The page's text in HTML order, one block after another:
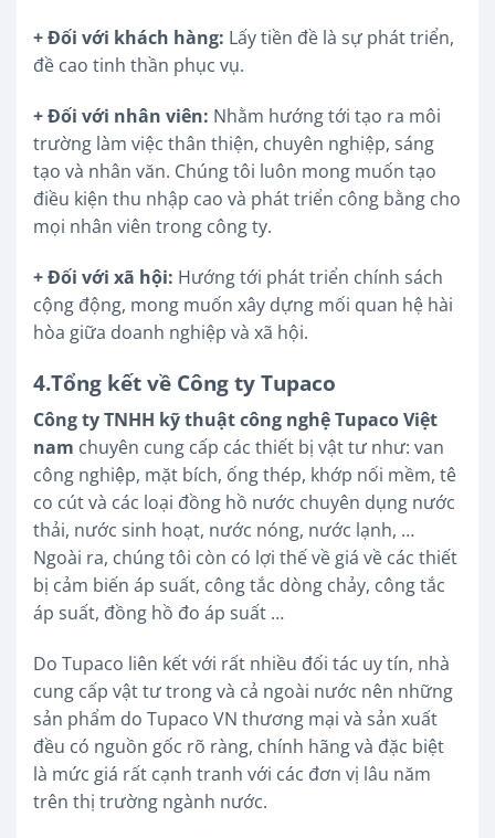
+ Đối với khách hàng: Lấy tiền đề là sự phát triển,
đề cao tinh thần phục vụ.
+ Đối với nhân viên: Nhằm hướng tới tạo ra môi
trường làm việc thân thiện, chuyên nghiệp, sáng
tạo và nhân văn. Chúng tôi luôn mong muốn tạo
điều kiện thu nhập cao và phát triển công bằng cho
mọi nhân viên trong công ty.
+ Đối với xã hội: Hướng tới phát triển chính sách
cộng động, mong muốn xây dựng mối quan hệ hài
hòa giữa doanh nghiệp và xã hội.
4.Tổng kết về Công ty Tupaco
Công ty TNHH kỹ thuật công nghệ Tupaco Việt
nam chuyên cung cấp các thiết bị vật tư như: van
công nghiệp, mặt bích, ống thép, khớp nối mềm, tê
co cút và các loại đồng hồ nước chuyên dụng nước
thải, nước sinh hoạt, nước nóng, nước lạnh, …
Ngoài ra, chúng tôi còn có lợi thế về giá về các thiết
bị cảm biến áp suất, công tắc dòng chảy, công tắc
áp suất, đồng hồ đo áp suất …
Do Tupaco liên kết với rất nhiều đối tác uy tín, nhà
cung cấp vật tư trong và cả ngoài nước nên những
sản phẩm do Tupaco VN thương mại và sản xuất
đều có nguồn gốc rõ ràng, chính hãng và đặc biệt
là mức giá rất cạnh tranh với các đơn vị lâu năm
trên thị trường ngành nước.